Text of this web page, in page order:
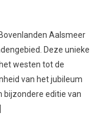
Aalsmeer
Deze unieke
westen tot de
van het jubileum
bijzondere editie van